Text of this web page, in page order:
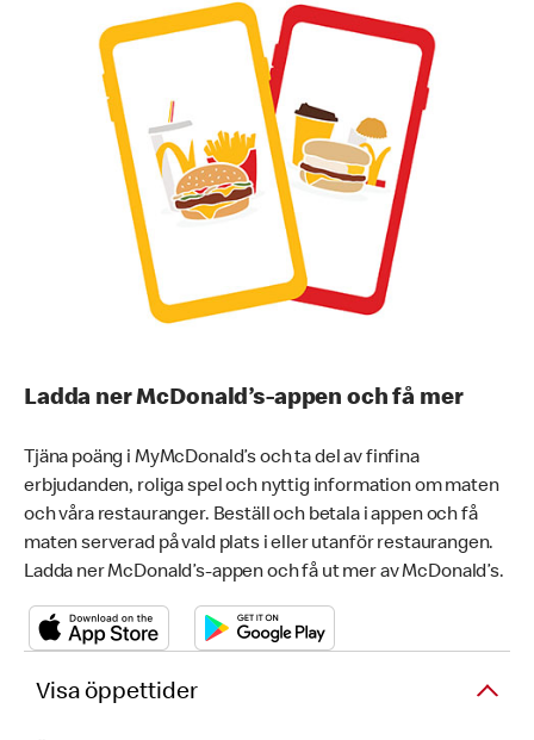
Ladda ner McDonald’s-appen och få mer
Tjäna poäng i MyMcDonald’s och ta del av finfina
erbjudanden, roliga spel och nyttig information om maten
och våra restauranger. Beställ och betala i appen och få
maten serverad på vald plats i eller utanför restaurangen.
Ladda ner McDonald’s-appen och få ut mer av McDonald’s.
Visa öppettider